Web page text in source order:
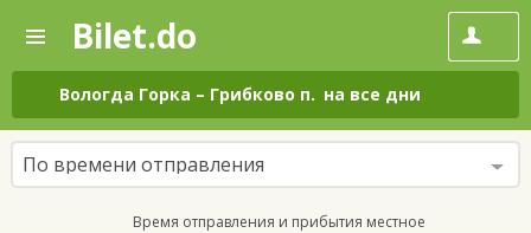
—
Поиск
и
покупка
билетов
на
автобус
онлайн
Bilet.do
Вологда Горка – Грибково п. на все дни
По времени отправления
Время отправления и прибытия местное